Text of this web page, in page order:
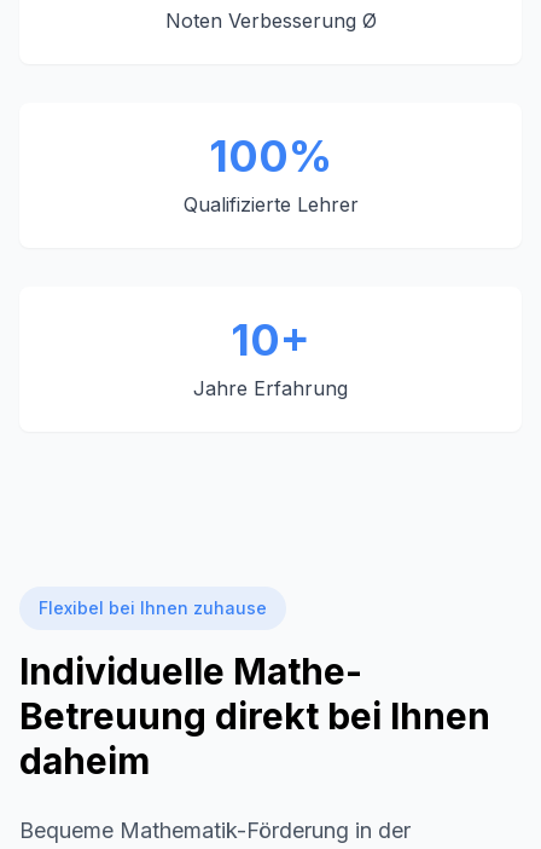
Noten Verbesserung Ø
100%
Qualifizierte Lehrer
10+
Jahre Erfahrung
Flexibel bei Ihnen zuhause
Individuelle Mathe-
Betreuung direkt bei Ihnen
daheim
Bequeme Mathematik-Förderung in der